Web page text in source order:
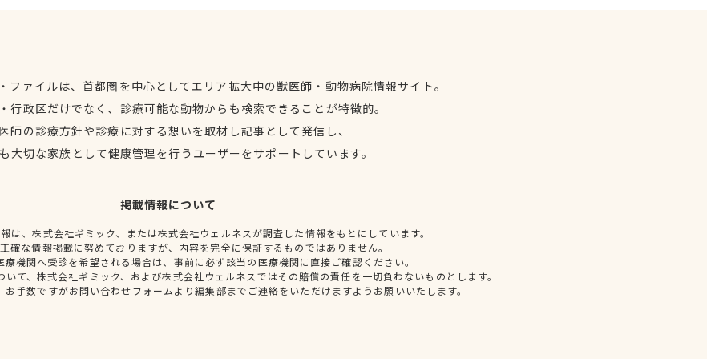
ファイルは、首都圏を中心としてエリア拡大中の獣医師・動物病院情報サイト。
行政区だけでなく、診療可能な動物からも検索できることが特徴的。
師の診療方針や診療に対する想いを取材し記事として発信し、
大切な家族として健康管理を行うユーザーをサポートしています。
掲載情報について
は、株式会社ギミック、または株式会社ウェルネスが調査した情報をもとにしています。
確な情報掲載に努めておりますが、内容を完全に保証するものではありません。
療機関へ受診を希望される場合は、事前に必ず該当の医療機関に直接ご確認ください。
て、株式会社ギミック、および株式会社ウェルネスではその賠償の責任を一切負わないものとします。
手数ですがお問い合わせフォームより編集部までご連絡をいただけますようお願いいたします。